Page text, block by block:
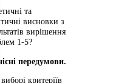
та
висновки з
вирішення
1-5?
передумови.
критеріїв